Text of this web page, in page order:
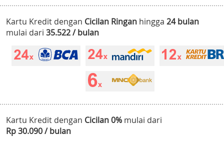
Kartu Kredit dengan Cicilan Ringan hingga 24 bulan
mulai dari 35.522 / bulan
Kartu Kredit dengan Cicilan 0% mulai dari
Rp 30.090 / bulan